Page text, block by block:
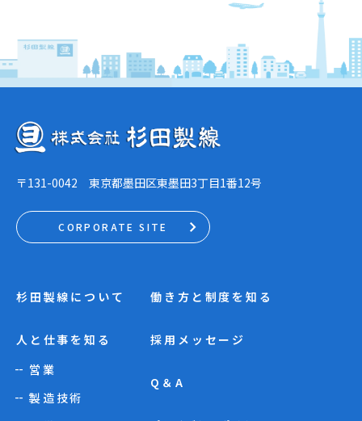
〒131-0042 東京都墨田区東墨田3丁目1番12号
杉田製線について
人と仕事を知る
営業
製造技術
働き方と制度を知る
採用メッセージ
Q＆A